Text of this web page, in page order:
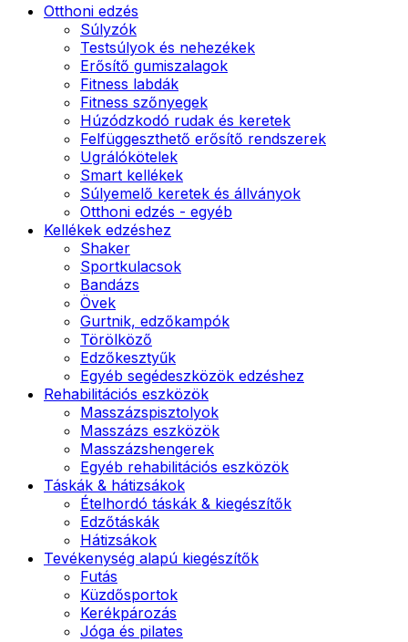
Otthoni edzés
Súlyzók
Testsúlyok és nehezékek
Erősítő gumiszalagok
Fitness labdák
Fitness szőnyegek
Húzódzkodó rudak és keretek
Felfüggeszthető erősítő rendszerek
Ugrálókötelek
Smart kellékek
Súlyemelő keretek és állványok
Otthoni edzés - egyéb
Kellékek edzéshez
Shaker
Sportkulacsok
Bandázs
Övek
Gurtnik, edzőkampók
Törölköző
Edzőkesztyűk
Egyéb segédeszközök edzéshez
Rehabilitációs eszközök
Masszázspisztolyok
Masszázs eszközök
Masszázshengerek
Egyéb rehabilitációs eszközök
Táskák & hátizsákok
Ételhordó táskák & kiegészítők
Edzőtáskák
Hátizsákok
Tevékenység alapú kiegészítők
Futás
Küzdősportok
Kerékpározás
Jóga és pilates